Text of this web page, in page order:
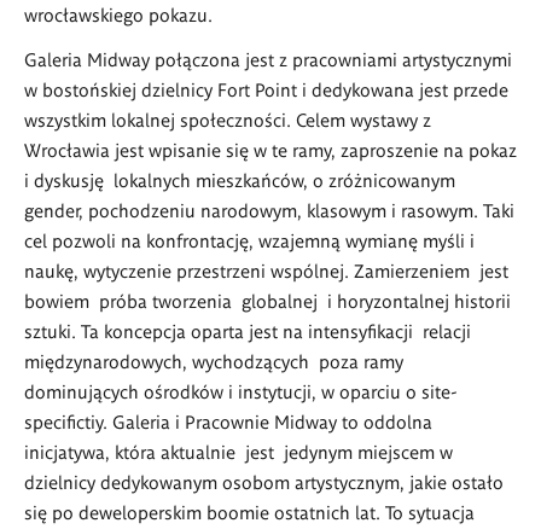
wrocławskiego pokazu.
Galeria Midway połączona jest z pracowniami artystycznymi
w bostońskiej dzielnicy Fort Point i dedykowana jest przede
wszystkim lokalnej społeczności. Celem wystawy z
Wrocławia jest wpisanie się w te ramy, zaproszenie na pokaz
i dyskusję lokalnych mieszkańców, o zróżnicowanym
gender, pochodzeniu narodowym, klasowym i rasowym. Taki
cel pozwoli na konfrontację, wzajemną wymianę myśli i
naukę, wytyczenie przestrzeni wspólnej. Zamierzeniem jest
bowiem próba tworzenia globalnej i horyzontalnej historii
sztuki. Ta koncepcja oparta jest na intensyfikacji relacji
międzynarodowych, wychodzących poza ramy
dominujących ośrodków i instytucji, w oparciu o site-
specifictiy. Galeria i Pracownie Midway to oddolna
inicjatywa, która aktualnie jest jedynym miejscem w
dzielnicy dedykowanym osobom artystycznym, jakie ostało
się po deweloperskim boomie ostatnich lat. To sytuacja